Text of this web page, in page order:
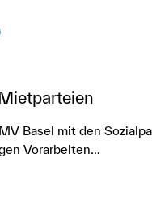
Basel mit den
Vorarbeiten…